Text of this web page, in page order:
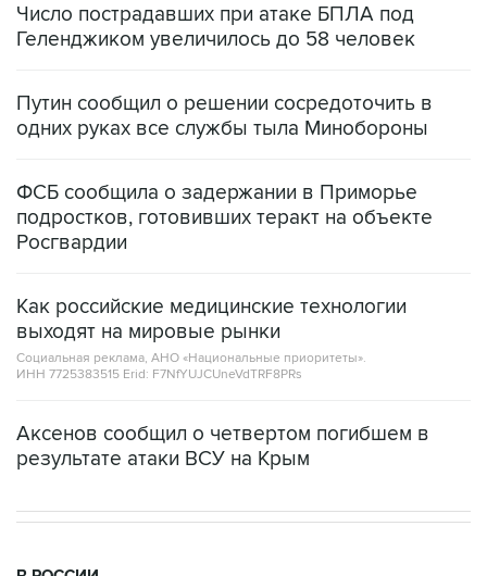
Число пострадавших при атаке БПЛА под
Геленджиком увеличилось до 58 человек
Путин сообщил о решении сосредоточить в
одних руках все службы тыла Минобороны
ФСБ сообщила о задержании в Приморье
подростков, готовивших теракт на объекте
Росгвардии
Как российские медицинские технологии
выходят на мировые рынки
Социальная реклама, АНО «Национальные приоритеты».
ИНН 7725383515 Erid: F7NfYUJCUneVdTRF8PRs
Аксенов сообщил о четвертом погибшем в
результате атаки ВСУ на Крым